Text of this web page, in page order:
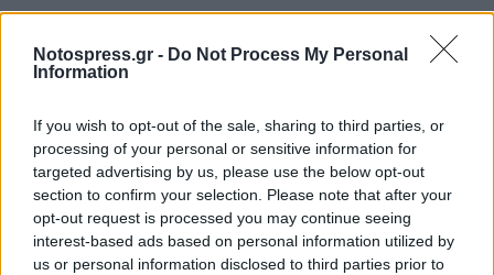
Notospress.gr - Do Not Process My Personal
Information
If you wish to opt-out of the sale, sharing to third parties, or
processing of your personal or sensitive information for
targeted advertising by us, please use the below opt-out
section to confirm your selection. Please note that after your
opt-out request is processed you may continue seeing
interest-based ads based on personal information utilized by
us or personal information disclosed to third parties prior to